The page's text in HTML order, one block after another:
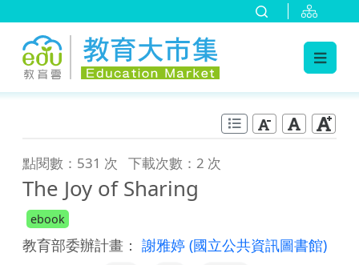
點閱數：531 次 下載次數：2 次
The Joy of Sharing
ebook
教育部委辦計畫： 謝雅婷 (國立公共資訊圖書館)